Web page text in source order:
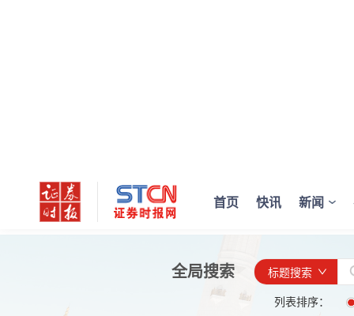
首页 快讯 新闻
全局搜索
标题搜索
列表排序：